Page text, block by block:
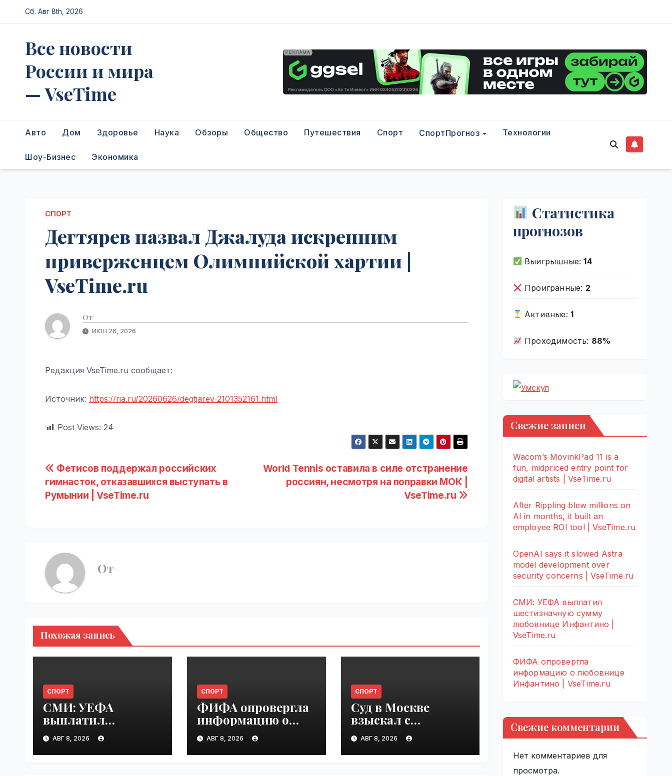
Перейти
к
Сб. Авг 8th, 2026
Все новости
России и мира
— VseTime
Авто Дом Здоровье Наука Обзоры Общество Путешествия Спорт СпортПрогноз Технологии
Шоу-Бизнес Экономика
СПОРТ
Дегтярев назвал Джалуда искренним
приверженцем Олимпийской хартии |
VseTime.ru
От
ИЮН 26, 2026
Редакция VseTime.ru сообщает:
Источник: https://ria.ru/20260626/degtjarev-2101352161.html
Post Views: 24
Навигация
по
World Tennis оставила в силе отстранение
россиян, несмотря на поправки МОК |
VseTime.ru
Фетисов поддержал российских
гимнасток, отказавшихся выступать в
Румынии | VseTime.ru
От
Похожая запись
СПОРТ
СМИ: УЕФА
выплатил
шестизначную
сумму любовнице
Инфантино |
АВГ 8, 2026
СПОРТ
ФИФА опровергла
информацию о
любовнице
Инфантино |
VseTime.ru
АВГ 8, 2026
СПОРТ
Суд в Москве
взыскал с
Акинфеева долги
по коммунальным
платежам |
АВГ 8, 2026
Статистика
прогнозов
Выигрышные:14
Проигранные: 2
Активные: 1
Проходимость: 88%
Свежие записи
Wacom’s MovinkPad 11 is a
fun, midpriced entry point for
digital artists | VseTime.ru
After Rippling blew millions on
AI in months, it built an
employee ROI tool | VseTime.ru
OpenAI says it slowed Astra
model development over
security concerns | VseTime.ru
СМИ: УЕФА выплатил
шестизначную сумму
любовнице Инфантино |
VseTime.ru
ФИФА опровергла
информацию о любовнице
Инфантино | VseTime.ru
Свежие комментарии
Нет комментариев для
просмотра.